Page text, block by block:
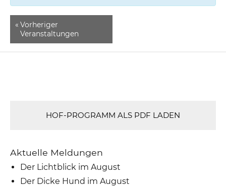
« Vorheriger
Veranstaltungen
HOF-PROGRAMM ALS PDF LADEN
Aktuelle Meldungen
Der Lichtblick im August
Der Dicke Hund im August